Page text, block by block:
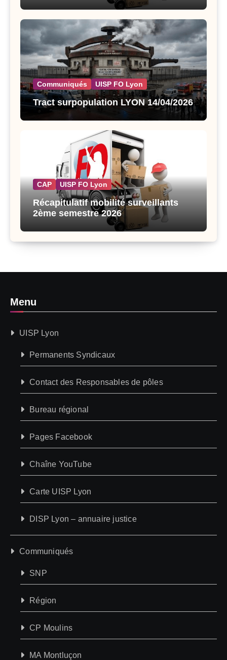
Communiqués UISP FO Lyon
Tract surpopulation LYON 14/04/2026
CAP UISP FO Lyon
Récapitulatif mobilité surveillants
2ème semestre 2026
Menu
UISP Lyon
Permanents Syndicaux
Contact des Responsables de pôles
Bureau régional
Pages Facebook
Chaîne YouTube
Carte UISP Lyon
DISP Lyon – annuaire justice
Communiqués
SNP
Région
CP Moulins
MA Montluçon